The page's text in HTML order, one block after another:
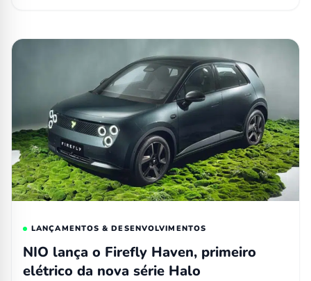
LANÇAMENTOS & DESENVOLVIMENTOS
NIO lança o Firefly Haven, primeiro
elétrico da nova série Halo